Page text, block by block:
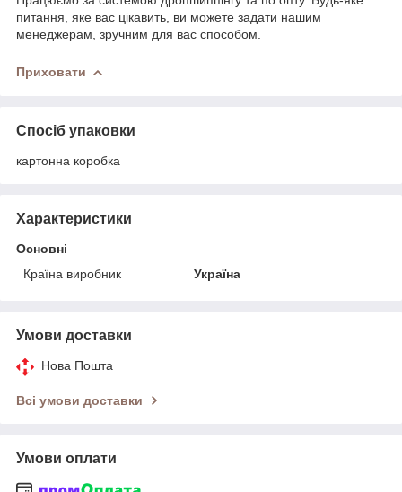
питання, яке вас цікавить, ви можете задати нашим
менеджерам, зручним для вас способом.
Приховати
Спосіб упаковки
картонна коробка
Характеристики
Основні
Країна виробник
Україна
Умови доставки
Нова Пошта
Всі умови доставки
Умови оплати